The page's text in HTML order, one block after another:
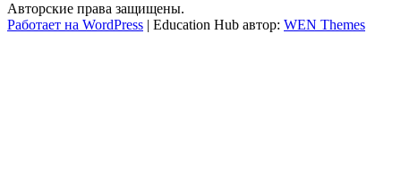
Авторские права защищены.
Работает на WordPress | Education Hub автор: WEN Themes